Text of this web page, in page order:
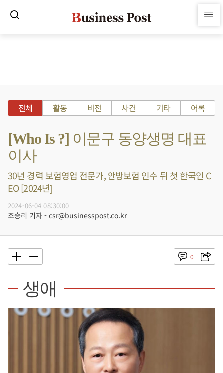
전체 활동 비전 사건 기타 어록
[Who Is ?] 이문구 동양생명 대표
이사
30년 경력 보험영업 전문가, 안방보험 인수 뒤 첫 한국인 C
EO [2024년]
2024-06-04 08:30:00
조승리 기자 - csr@businesspost.co.kr
0
생애